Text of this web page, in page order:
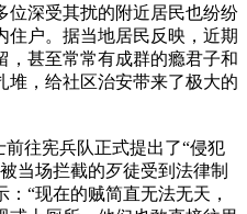
位深受其扰的附近居民也纷纷
住户。据当地居民反映，近期
，甚至常常有成群的瘾君子和
堆，给社区治安带来了极大的
往宪兵队正式提出了“侵犯
当场拦截的歹徒受到法律制
“现在的贼简直无法无天，